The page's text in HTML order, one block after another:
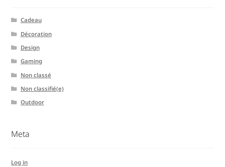
Cadeau
Décoration
Design
Gaming
Non classé
Non classifié(e)
Outdoor
Meta
Log in